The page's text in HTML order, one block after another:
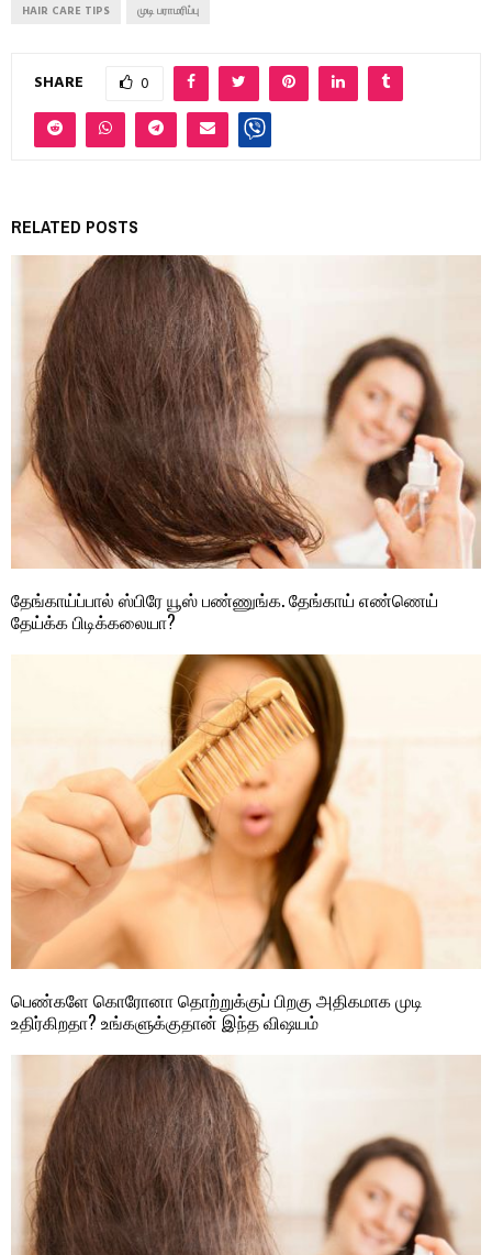
HAIR CARE TIPS முடி பராமரிப்பு
SHARE 0
RELATED POSTS
தேங்காய்ப்பால் ஸ்பிரே யூஸ் பண்ணுங்க. தேங்காய் எண்ணெய்
தேய்க்க பிடிக்கலையா?
பெண்களே கொரோனா தொற்றுக்குப் பிறகு அதிகமாக முடி
உதிர்கிறதா? உங்களுக்குதான் இந்த விஷயம்